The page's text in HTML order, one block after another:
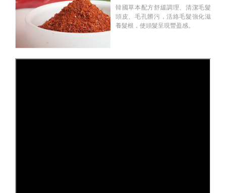
韓國草本配方舒緩調理、清潔毛髮
頭皮、毛孔髒污，活絡毛髮強化滋
養髮根，使頭髮呈現豐盈感。